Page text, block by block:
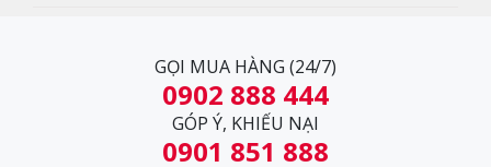
GỌI MUA HÀNG (24/7)
0902 888 444
GÓP Ý, KHIẾU NẠI
0901 851 888